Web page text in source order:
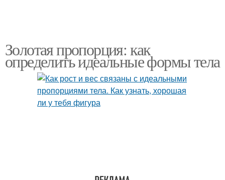
Золотая пропорция: как
определить идеальные формы тела